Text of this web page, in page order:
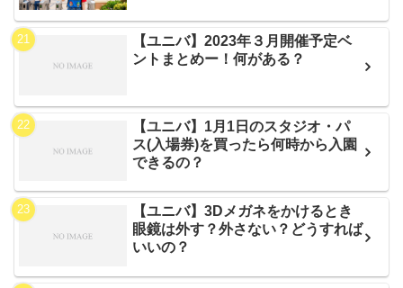
【ユニバ】2023年３月開催予定ベ
ントまとめー！何がある？
【ユニバ】1月1日のスタジオ・パ
ス(入場券)を買ったら何時から入園
できるの？
【ユニバ】3Dメガネをかけるとき
眼鏡は外す？外さない？どうすれば
いいの？